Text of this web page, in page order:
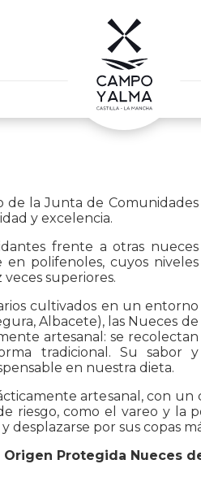
la Junta de Comunidades
y excelencia.
frente a otras nueces
en polifenoles, cuyos niveles
superiores.
cultivados en un entorno
Albacete), las Nueces de
artesanal: se recolectan
tradicional. Su sabor y
en nuestra dieta.
artesanal, con
riesgo, como el vareo y
por sus copas
Protegida Nueces